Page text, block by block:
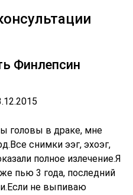
Финлепсин
головы в драке, мне
снимки ээг, эхоэг,
полное излечение.Я
пью 3 года, последний
не выпиваю